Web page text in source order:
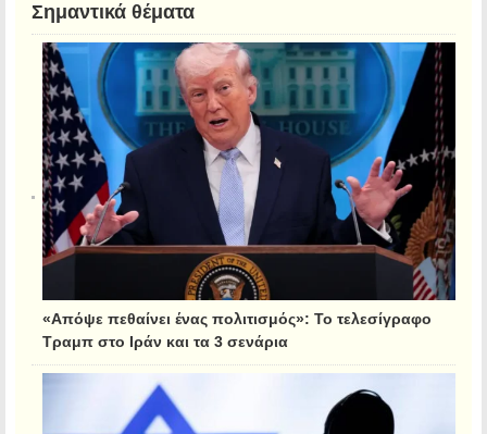
Σημαντικά θέματα
«Απόψε πεθαίνει ένας πολιτισμός»: Το τελεσίγραφο
Τραμπ στο Ιράν και τα 3 σενάρια